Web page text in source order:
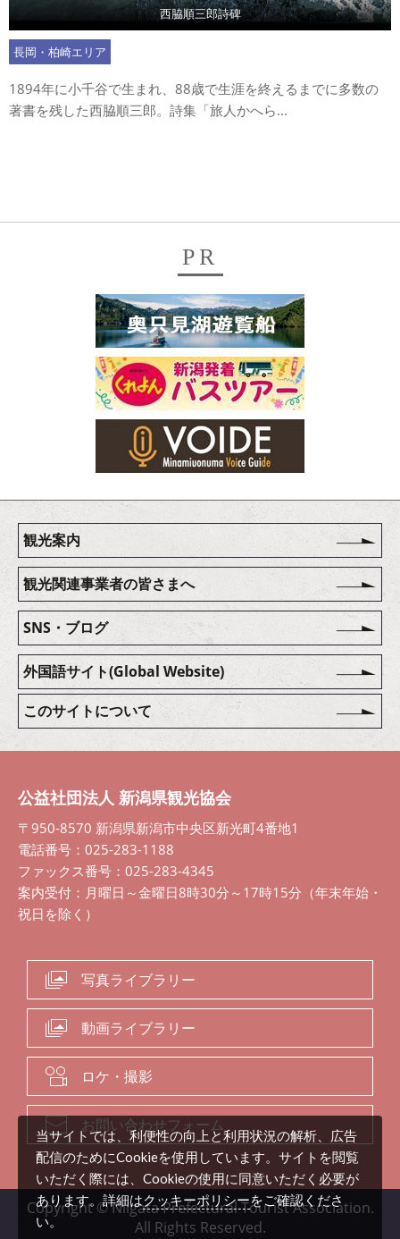
西脇順三郎詩碑
長岡・柏崎エリア
1894年に小千谷で生まれ、88歳で生涯を終えるまでに多数の
著書を残した西脇順三郎。詩集「旅人かへら...
PR
観光案内
観光関連事業者の皆さまへ
SNS・ブログ
外国語サイト(Global Website)
このサイトについて
公益社団法人 新潟県観光協会
〒950-8570 新潟県新潟市中央区新光町4番地1
電話番号：025-283-1188
ファックス番号：025-283-4345
案内受付：月曜日～金曜日8時30分～17時15分（年末年始・
祝日を除く）
写真ライブラリー
動画ライブラリー
ロケ・撮影
お問い合わせフォーム
Copyright © Niigata Prefectural Tourist Association.
All Rights Reserved.
当サイトでは、利便性の向上と利用状況の解析、広告
配信のためにCookieを使用しています。サイトを閲覧
いただく際には、Cookieの使用に同意いただく必要が
あります。詳細はクッキーポリシーをご確認くださ
い。